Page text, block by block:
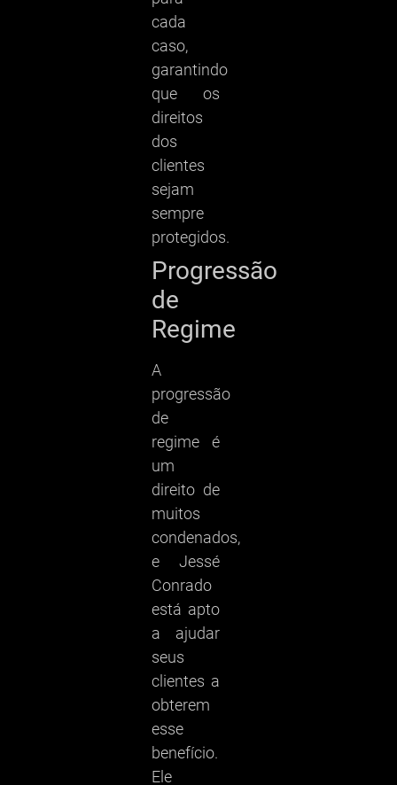
cada
caso,
garantindo
que os
direitos
dos
clientes
sejam
sempre
protegidos.
Progressão
de
Regime
A
progressão
de
regime é
um
direito de
muitos
condenados,
e Jessé
Conrado
está apto
a ajudar
seus
clientes a
obterem
esse
benefício.
Ele